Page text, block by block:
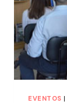
EVENTOS |